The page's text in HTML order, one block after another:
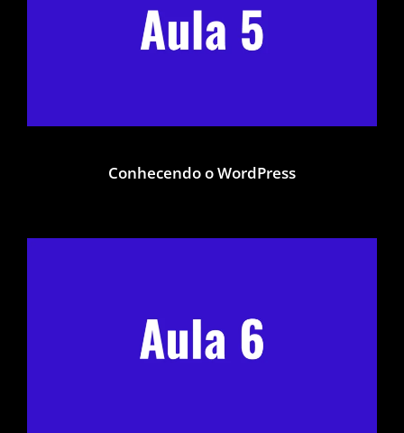
Conhecendo o WordPress